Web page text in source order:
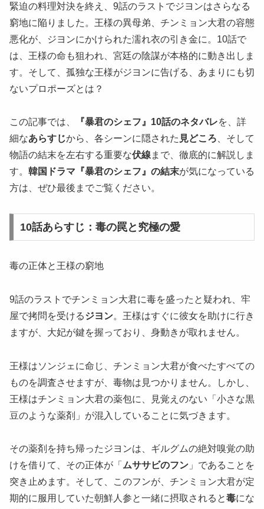
緊迫の料理対決を終え、9話のラストでジヨンはさらなる
窮地に陥りました。王様の異母弟、チンミョン大君の容態
悪化が、ジヨンにかけられた濡れ衣の引き金に。10話で
は、王様の命も狙われ、宮廷の陰謀が本格的に動き出しま
す。そして、孤独な王様がジヨンに告げる、あまりにも切
ないプロポーズとは？
​この記事では、 『暴君のシェフ』10話のネタバレを、詳
細なあらすじから、各シーンに隠された 見どころ 、そして
物語の結末を左右する重要な伏線まで、徹底的に解説しま
す。 韓国ドラマ『暴君のシェフ』の結末が気になっている
方は、ぜひ最後までご覧ください。
​10話あらすじ：毒の罠と究極の愛
​毒の正体と王様の窮地
​9話のラストでチンミョン大君に毒を盛ったと疑われ、牢
屋で拷問を受けるジヨン。王様はすぐに彼女を助けに行き
ますが、大妃が鍵を握っており、身動きが取れません。
​王様はソンジェに命じ、チンミョン大君が食べたすべての
ものを調査させますが、毒物は見つかりません。しかし、
王様はチンミョン大君の薬包に、見覚えのない「小さな黒
豆のような薬剤」が混入していることに気づきます。
​その薬剤を持ち帰ったジヨンは、ギルグムの絶対嗅覚の助
けを借りて、その正体が「 ムササビのフン 」であることを
突き止めます。そして、このフンが、チンミョン大君が定
期的に服用していた朝鮮人参と一緒に摂取されると毒にな